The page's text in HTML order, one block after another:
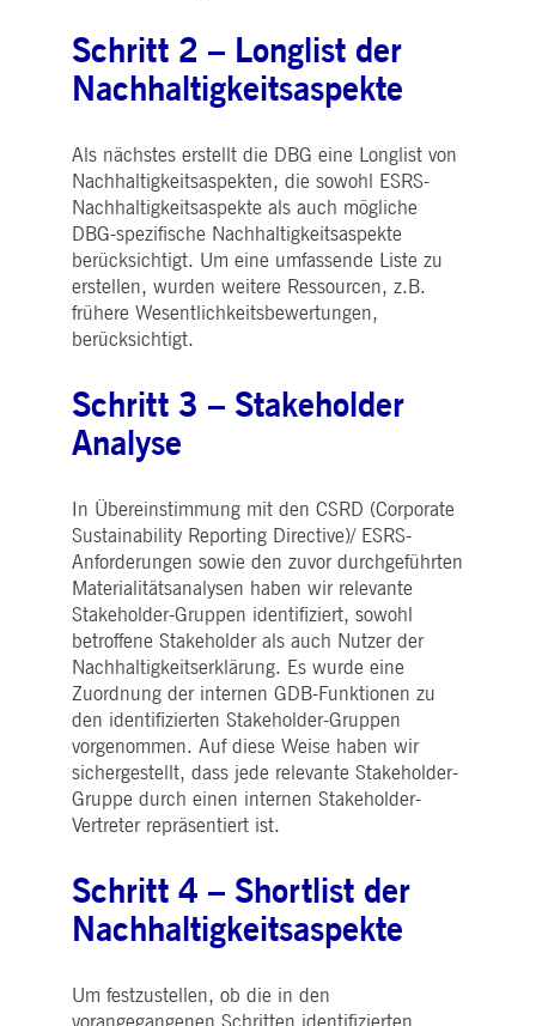
Schritt 2 – Longlist der
Nachhaltigkeitsaspekte
Als nächstes erstellt die DBG eine Longlist von
Nachhaltigkeitsaspekten, die sowohl ESRS-
Nachhaltigkeitsaspekte als auch mögliche
DBG-spezifische Nachhaltigkeitsaspekte
berücksichtigt. Um eine umfassende Liste zu
erstellen, wurden weitere Ressourcen, z.B.
frühere Wesentlichkeitsbewertungen,
berücksichtigt.
Schritt 3 – Stakeholder
Analyse
In Übereinstimmung mit den CSRD (Corporate
Sustainability Reporting Directive)/ ESRS-
Anforderungen sowie den zuvor durchgeführten
Materialitätsanalysen haben wir relevante
Stakeholder-Gruppen identifiziert, sowohl
betroffene Stakeholder als auch Nutzer der
Nachhaltigkeitserklärung. Es wurde eine
Zuordnung der internen GDB-Funktionen zu
den identifizierten Stakeholder-Gruppen
vorgenommen. Auf diese Weise haben wir
sichergestellt, dass jede relevante Stakeholder-
Gruppe durch einen internen Stakeholder-
Vertreter repräsentiert ist.
Schritt 4 – Shortlist der
Nachhaltigkeitsaspekte
Um festzustellen, ob die in den
erstellen wir zusätzliche
Klebrigkeits-Cookies für
Klebrigkeitsfunktionen mit
deutsche-
boerse.com
Sitzung
Dieses Cookie ist für die
CAE-Verbindung
erforderlich.
CookieScript
.deutsche-
boerse.com
1 Jahr
Dieses Cookie wird vom
Cookie-Script.com-Dienst
verwendet, um die
für Besucher-Cookies zu
deutsche-
Sitzung
Dieses Cookie wird vom
Corporation
.linkedin.com
5
Monate
4
Wochen
Wird verwendet, um die
Zustimmung des Gastes
zur Verwendung von
Cookies für nicht
wesentliche Zwecke zu
speichern
deutsche-
boerse.com
Sitzung
Dieses Cookie wird vom
Application Gateway
zusätzlich zu
Session auch bei Cross-
Origin-Anfragen
www.eurex.com Sitzung
Dieses Cookie wird in
Verbindung mit dem
Lastausgleich verwendet,
werden, die
Benutzererfahrung durch
die Förderung einer
effektiven
Sharing) Version die